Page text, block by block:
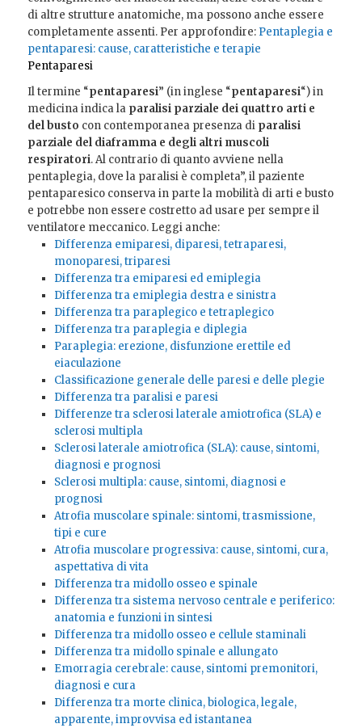
di altre strutture anatomiche, ma possono anche essere
completamente assenti. Per approfondire: Pentaplegia e
pentaparesi: cause, caratteristiche e terapie
Pentaparesi
Il termine “pentaparesi” (in inglese “pentaparesi“) in
medicina indica la paralisi parziale dei quattro arti e
del busto con contemporanea presenza di paralisi
parziale del diaframma e degli altri muscoli
respiratori. Al contrario di quanto avviene nella
pentaplegia, dove la paralisi è completa”, il paziente
pentaparesico conserva in parte la mobilità di arti e busto
e potrebbe non essere costretto ad usare per sempre il
ventilatore meccanico. Leggi anche:
Differenza emiparesi, diparesi, tetraparesi,
monoparesi, triparesi
Differenza tra emiparesi ed emiplegia
Differenza tra emiplegia destra e sinistra
Differenza tra paraplegico e tetraplegico
Differenza tra paraplegia e diplegia
Paraplegia: erezione, disfunzione erettile ed
eiaculazione
Classificazione generale delle paresi e delle plegie
Differenza tra paralisi e paresi
Differenze tra sclerosi laterale amiotrofica (SLA) e
sclerosi multipla
Sclerosi laterale amiotrofica (SLA): cause, sintomi,
diagnosi e prognosi
Sclerosi multipla: cause, sintomi, diagnosi e
prognosi
Atrofia muscolare spinale: sintomi, trasmissione,
tipi e cure
Atrofia muscolare progressiva: cause, sintomi, cura,
aspettativa di vita
Differenza tra midollo osseo e spinale
Differenza tra sistema nervoso centrale e periferico:
anatomia e funzioni in sintesi
Differenza tra midollo osseo e cellule staminali
Differenza tra midollo spinale e allungato
Emorragia cerebrale: cause, sintomi premonitori,
diagnosi e cura
Differenza tra morte clinica, biologica, legale,
apparente, improvvisa ed istantanea